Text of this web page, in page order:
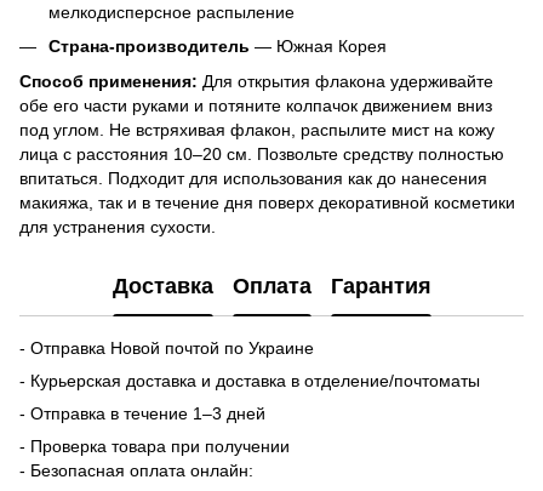
мелкодисперсное распыление
Страна-производитель — Южная Корея
Способ применения: Для открытия флакона удерживайте
обе его части руками и потяните колпачок движением вниз
под углом. Не встряхивая флакон, распылите мист на кожу
лица с расстояния 10–20 см. Позвольте средству полностью
впитаться. Подходит для использования как до нанесения
макияжа, так и в течение дня поверх декоративной косметики
для устранения сухости.
Доставка Оплата Гарантия
- Отправка Новой почтой по Украине
- Курьерская доставка и доставка в отделение/почтоматы
- Отправка в течение 1–3 дней
- Проверка товара при получении
- Безопасная оплата онлайн: